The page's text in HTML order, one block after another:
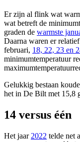
Er zijn al flink wat
wat betreft de
graden de warmste
Daarna waren er
februari, 18, 22, 23 en
minimumtemperatuur
Gelukkig bestaan
het in De Bilt met 15,8
14 versus één
Het jaar 2022 telde net